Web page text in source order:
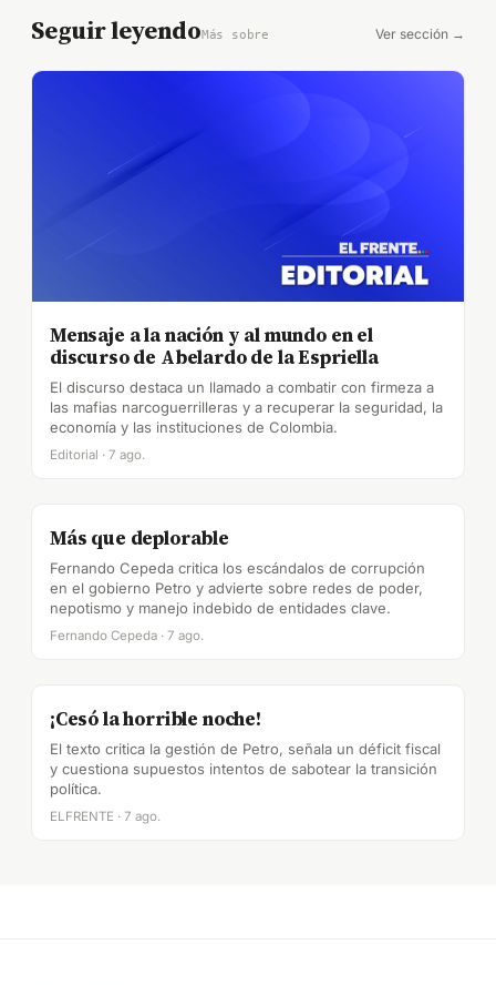
Seguir leyendoMás sobre Ver sección →
Mensaje a la nación y al mundo en el
discurso de Abelardo de la Espriella
El discurso destaca un llamado a combatir con firmeza a
las mafias narcoguerrilleras y a recuperar la seguridad, la
economía y las instituciones de Colombia.
Editorial · 7 ago.
Más que deplorable
Fernando Cepeda critica los escándalos de corrupción
en el gobierno Petro y advierte sobre redes de poder,
nepotismo y manejo indebido de entidades clave.
Fernando Cepeda · 7 ago.
¡Cesó la horrible noche!
El texto critica la gestión de Petro, señala un déficit fiscal
y cuestiona supuestos intentos de sabotear la transición
política.
ELFRENTE · 7 ago.